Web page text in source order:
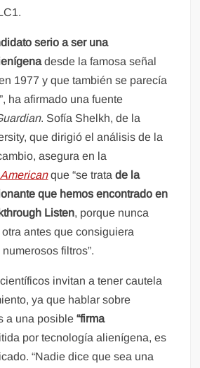
serio a ser una
desde la famosa señal
1977 y que también se parecía
ha afirmado una fuente
. Sofía Shelkh, de la
que dirigió el análisis de la
asegura en la
que “se tratade la
que hemos encontrado en
Listen, porque nunca
antes que consiguiera
filtros”.
invitan a tener cautela
ya que hablar sobre
a una posible“firma
por tecnología alienígena, es
“Nadie dice que sea una